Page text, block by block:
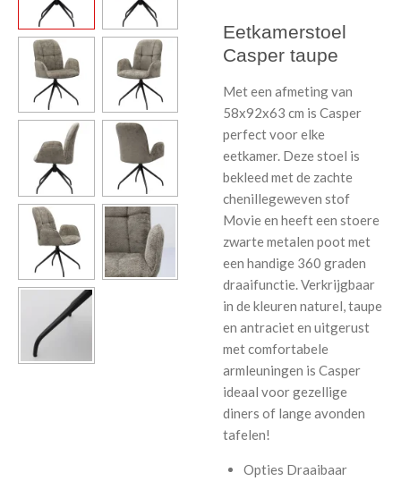
Eetkamerstoel
Casper taupe
Met een afmeting van
58x92x63 cm is Casper
perfect voor elke
eetkamer. Deze stoel is
bekleed met de zachte
chenillegeweven stof
Movie en heeft een stoere
zwarte metalen poot met
een handige 360 graden
draaifunctie. Verkrijgbaar
in de kleuren naturel, taupe
en antraciet en uitgerust
met comfortabele
armleuningen is Casper
ideaal voor gezellige
diners of lange avonden
tafelen!
Opties Draaibaar